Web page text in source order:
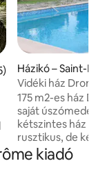
5/4,93, 405
Házikó – Saint-
l'Herbasse
Vidéki ház Drome
175 m2-es ház
saját
kétszintes ház
rusztikus, de
ízére emlékezteti. A falu kijárata
500 méterrel
kiadó